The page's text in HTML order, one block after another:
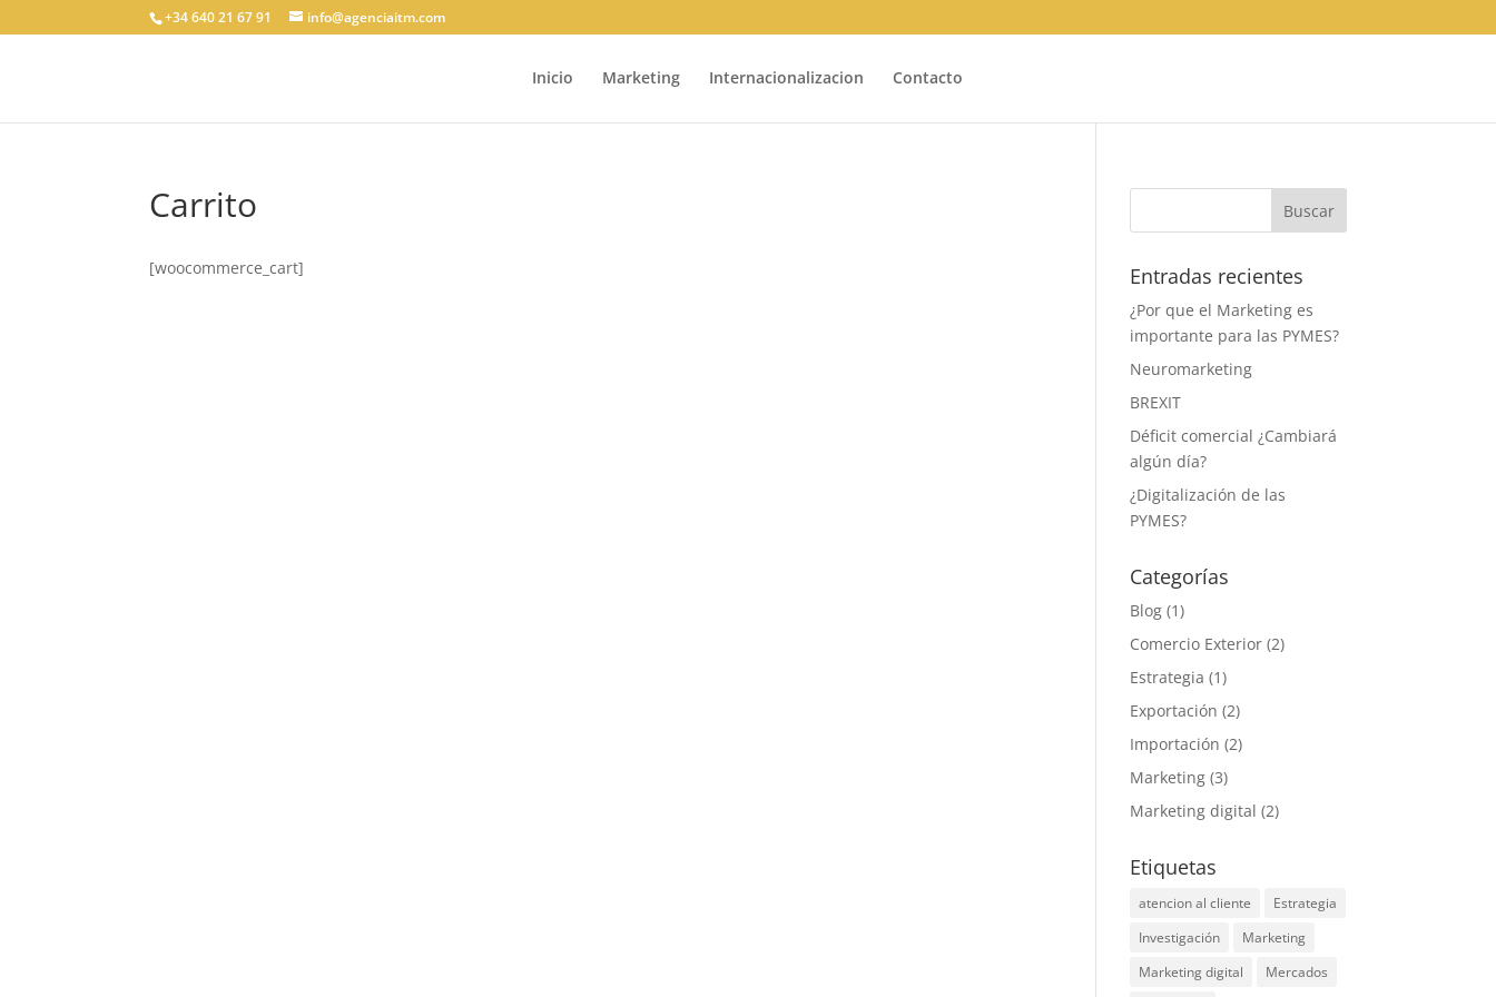
+34 640 21 67 91 info@agenciaitm.com
Inicio Marketing Internacionalizacion Contacto
Carrito
[woocommerce_cart] Entradas recientes
¿Por que el Marketing es
importante para las PYMES?
Neuromarketing
BREXIT
Déficit comercial ¿Cambiará
algún día?
¿Digitalización de las
PYMES?
Categorías
Blog (1)
Comercio Exterior (2)
Estrategia (1)
Exportación (2)
Importación (2)
Marketing (3)
Marketing digital (2)
Etiquetas
atencion al cliente
Estrategia
Investigación
Marketing
Marketing digital
Mercados